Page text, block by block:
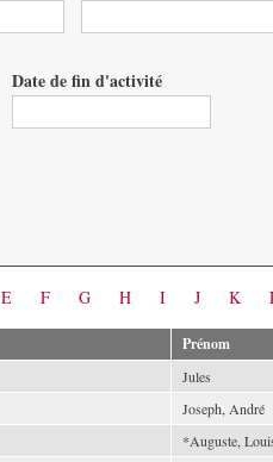
Date de fin d'activité
E F G H I J K
Prénom
Jules
Joseph, André
*Auguste,